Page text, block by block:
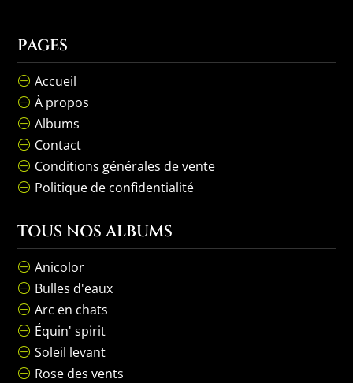
PAGES
P Accueil
P À propos
P Albums
P Contact
P Conditions générales de vente
P Politique de confidentialité
TOUS NOS ALBUMS
P Anicolor
P Bulles d'eaux
P Arc en chats
P Équin' spirit
P Soleil levant
P Rose des vents